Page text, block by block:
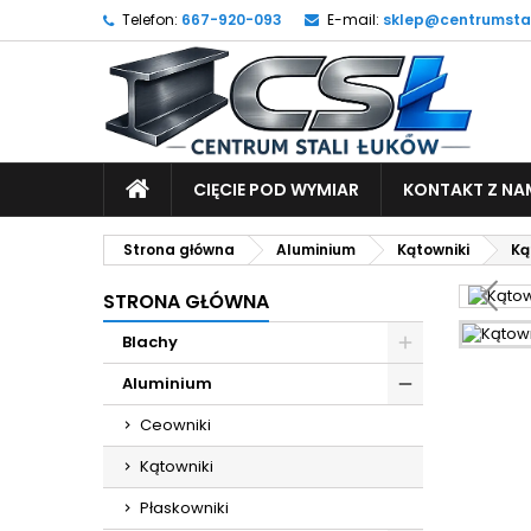
Telefon: 667-920-093 E-mail:
STRONA
GŁÓWNA
CIĘCIE POD WYMIAR KONTAKT Z
Strona główna Aluminium Kątowniki
STRONA GŁÓWNA
Blachy
Aluminium
Ceowniki
Kątowniki
Płaskowniki